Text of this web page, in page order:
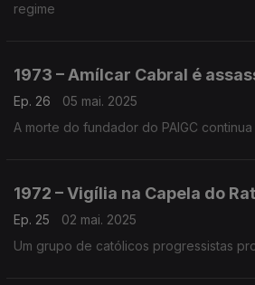
regime
1973 – Amílcar Cabral é
Ep. 26
05 mai. 2025
A morte do fundador do PAIGC
1972 – Vigília na Capela do
Ep. 25
02 mai. 2025
Um grupo de católicos progressistas